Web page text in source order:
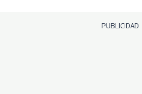
PUBLICIDAD